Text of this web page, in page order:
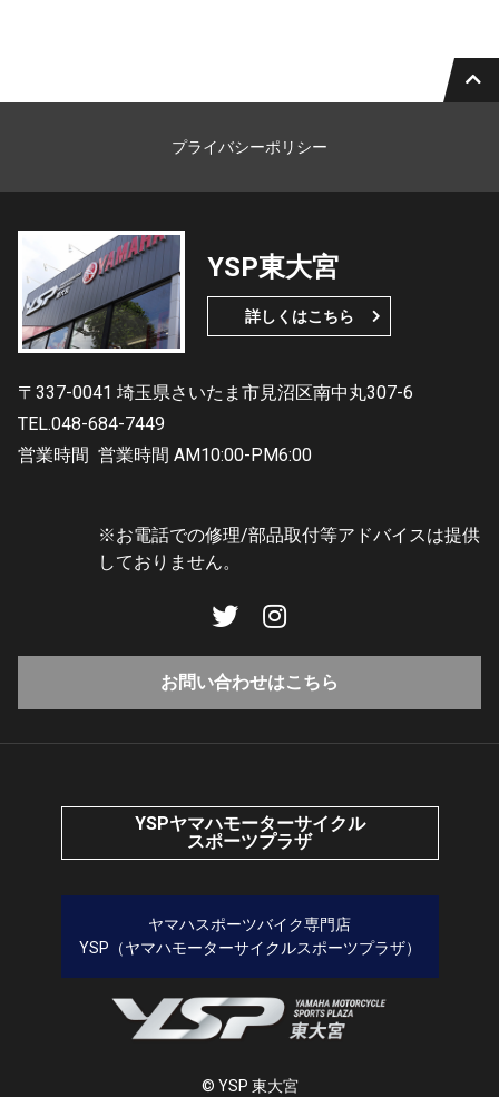
プライバシーポリシー
YSP東大宮
詳しくはこちら
〒337-0041 埼玉県さいたま市見沼区南中丸307-6
TEL.048-684-7449
営業時間 営業時間 AM10:00-PM6:00
※お電話での修理/部品取付等アドバイスは提供
しておりません。
お問い合わせはこちら
YSPヤマハモーターサイクル
スポーツプラザ
ヤマハスポーツバイク専門店
YSP（ヤマハモーターサイクルスポーツプラザ）
© YSP 東大宮